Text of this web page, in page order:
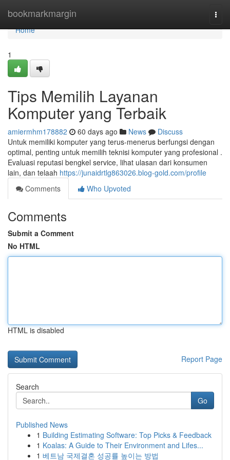
bookmarkmargin
Home
Home
1
Tips Memilih Layanan
Komputer yang Terbaik
amiermhm178882 60 days ago News
Discuss
Untuk memiliki komputer yang terus-menerus berfungsi dengan
optimal, penting untuk memilih teknisi komputer yang profesional .
Evaluasi reputasi bengkel service, lihat ulasan dari konsumen
lain, dan telaah https://junaidrtlg863026.blog-gold.com/profile
Comments
Who Upvoted
Comments
Submit a Comment
No HTML
HTML is disabled
Report Page
Search
Go
Published News
1 Building Estimating Software: Top Picks & Feedback
1 Koalas: A Guide to Their Environment and Lifes...
1 베트남 국제결혼 성공률 높이는 방법